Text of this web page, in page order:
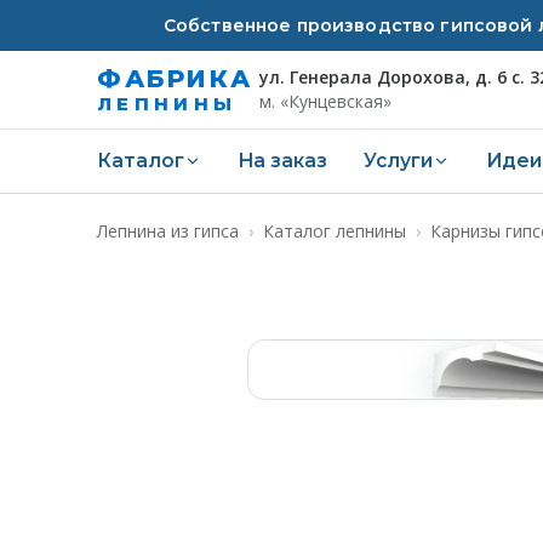
Собственное производство
ФАБРИКА
ЛЕПНИНЫ
ул. Генерала Дорохова, д. 6 с.
м. «Кунцевская»
Каталог На заказ Услуги Идеи
Лепнина из гипса › Каталог лепнины › Карнизы